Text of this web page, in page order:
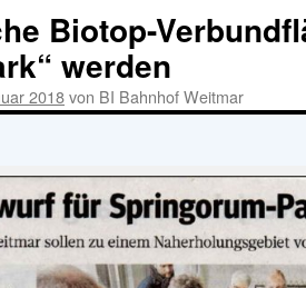
Biotop-
werden
2018von BI Bahnhof Weitmar